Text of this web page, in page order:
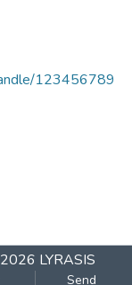
123456789
LYRASIS
Send